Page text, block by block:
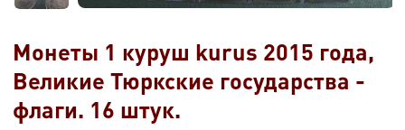
Монеты 1 куруш kurus 2015 года,
Великие Тюркские государства -
флаги. 16 штук.